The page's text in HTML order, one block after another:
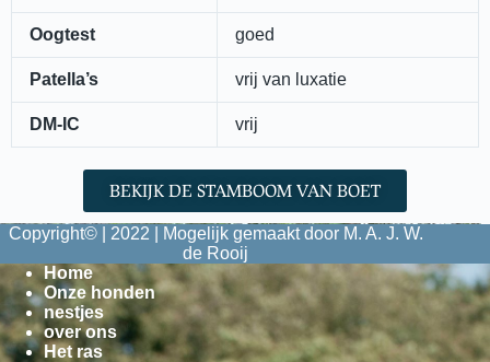
Oogtest goed
Patella’s vrij van luxatie
DM-IC vrij
BEKIJK DE STAMBOOM VAN BOET
Copyright© | 2022 | Mogelijk gemaakt door M. A. J. W.
de Rooij
Home
Onze honden
nestjes
over ons
Het ras